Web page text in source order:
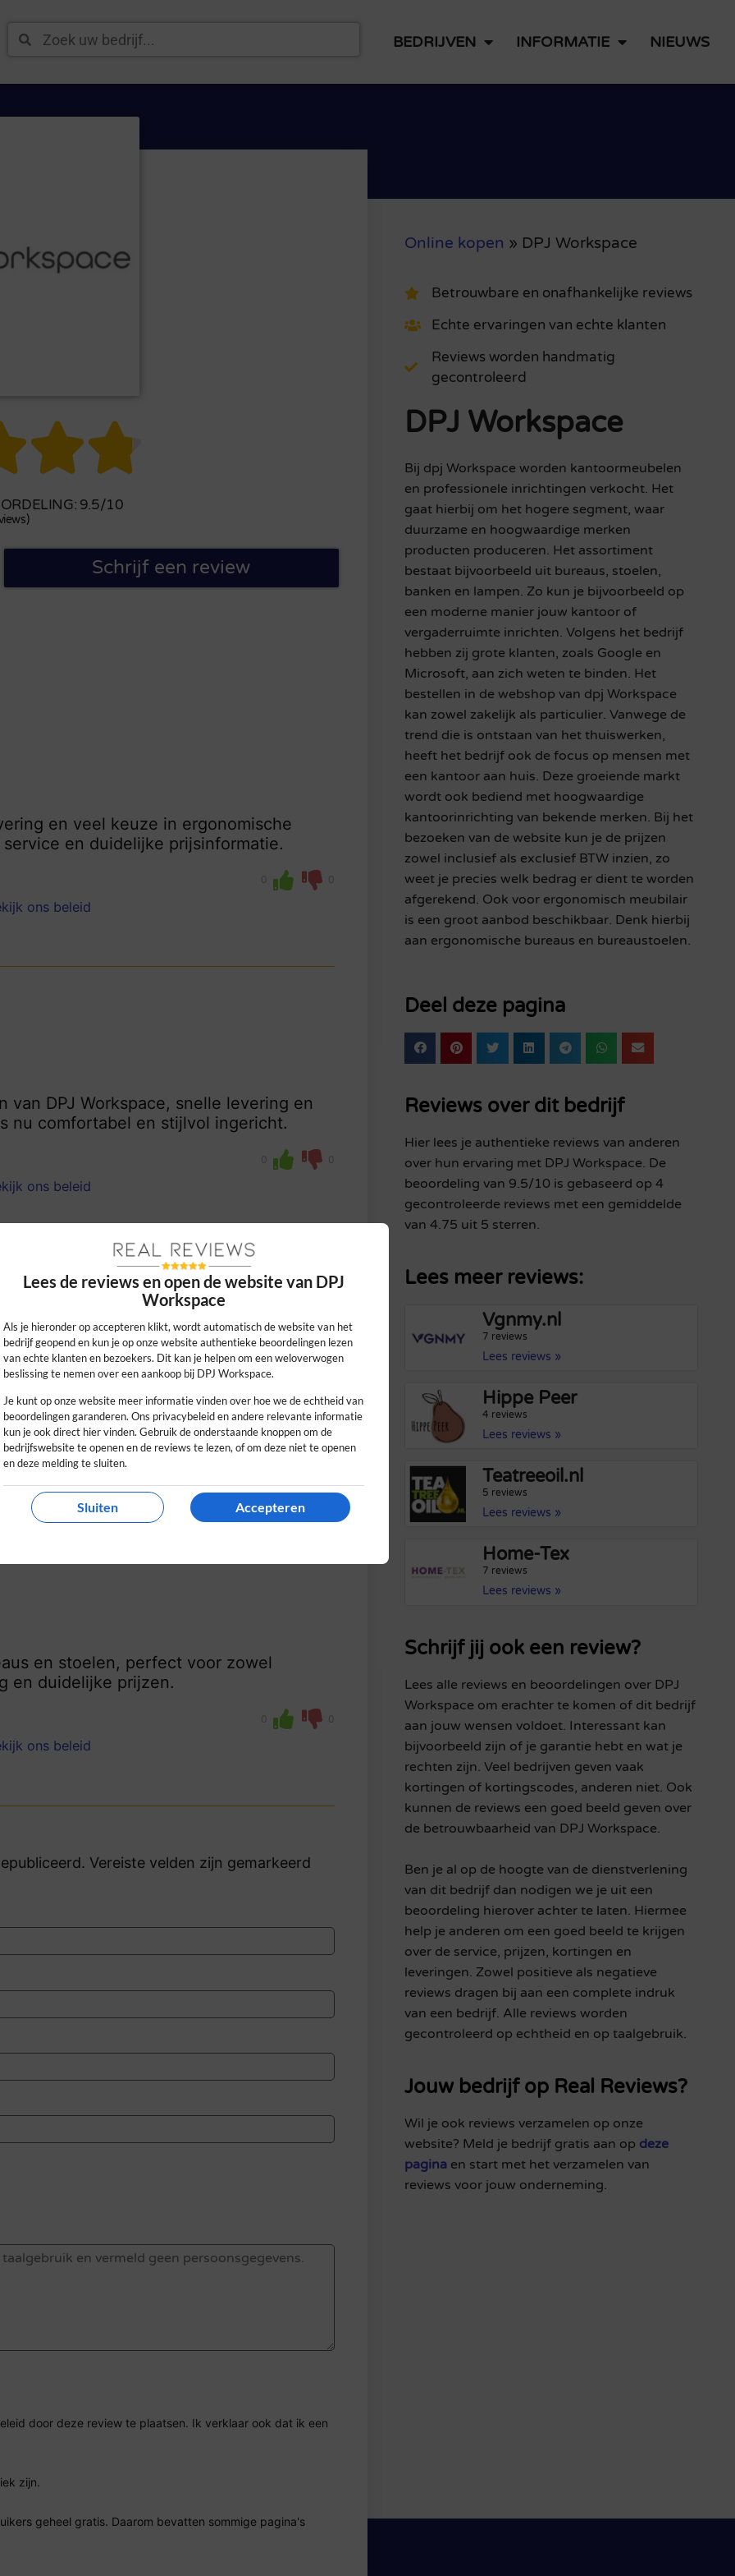
BEDRIJVEN INFORMATIE NIEUWS

9.5/10
Schrijf een review
en veel keuze in ergonomische
en duidelijke prijsinformatie.
0 0
ons beleid
DPJ Workspace, snelle levering en
nu comfortabel en stijlvol ingericht.
0 0
ons beleid
perfecte service en duidelijke prijzen.
aan dankzij DPJ Workspace. Aanrader!
0 0
ons beleid
en stoelen, perfect voor zowel
en duidelijke prijzen.
0 0
ons beleid
Vereiste velden zijn gemarkeerd
door deze review te plaatsen. Ik verklaar ook dat ik een
zijn.
geheel gratis. Daarom bevatten sommige pagina's
Online kopen » DPJ Workspace
Betrouwbare en onafhankelijke reviews
Echte ervaringen van echte klanten
Reviews worden handmatig
gecontroleerd
DPJ Workspace
Bij dpj Workspace worden kantoormeubelen
en professionele inrichtingen verkocht. Het
gaat hierbij om het hogere segment, waar
duurzame en hoogwaardige merken
producten produceren. Het assortiment
bestaat bijvoorbeeld uit bureaus, stoelen,
banken en lampen. Zo kun je bijvoorbeeld op
een moderne manier jouw kantoor of
vergaderruimte inrichten. Volgens het bedrijf
hebben zij grote klanten, zoals Google en
Microsoft, aan zich weten te binden. Het
bestellen in de webshop van dpj Workspace
kan zowel zakelijk als particulier. Vanwege de
trend die is ontstaan van het thuiswerken,
heeft het bedrijf ook de focus op mensen met
een kantoor aan huis. Deze groeiende markt
wordt ook bediend met hoogwaardige
kantoorinrichting van bekende merken. Bij het
bezoeken van de website kun je de prijzen
zowel inclusief als exclusief BTW inzien, zo
weet je precies welk bedrag er dient te worden
afgerekend. Ook voor ergonomisch meubilair
is een groot aanbod beschikbaar. Denk hierbij
aan ergonomische bureaus en bureaustoelen.
Deel deze pagina
Reviews over dit bedrijf
Hier lees je authentieke reviews van anderen
over hun ervaring met DPJ Workspace. De
beoordeling van 9.5/10 is gebaseerd op 4
gecontroleerde reviews met een gemiddelde
van 4.75 uit 5 sterren.
Lees meer reviews:
Vgnmy.nl
7 reviews
Lees reviews »
Hippe Peer
4 reviews
Lees reviews »
Teatreeoil.nl
5 reviews
Lees reviews »
Home-Tex
7 reviews
Lees reviews »
Schrijf jij ook een review?
Lees alle reviews en beoordelingen over DPJ
Workspace om erachter te komen of dit bedrijf
aan jouw wensen voldoet. Interessant kan
bijvoorbeeld zijn of je garantie hebt en wat je
rechten zijn. Veel bedrijven geven vaak
kortingen of kortingscodes, anderen niet. Ook
kunnen de reviews een goed beeld geven over
de betrouwbaarheid van DPJ Workspace.
Ben je al op de hoogte van de dienstverlening
van dit bedrijf dan nodigen we je uit een
beoordeling hierover achter te laten. Hiermee
help je anderen om een goed beeld te krijgen
over de service, prijzen, kortingen en
leveringen. Zowel positieve als negatieve
reviews dragen bij aan een complete indruk
van een bedrijf. Alle reviews worden
gecontroleerd op echtheid en op taalgebruik.
Jouw bedrijf op Real Reviews?
Wil je ook reviews verzamelen op onze
website? Meld je bedrijf gratis aan op deze
paginaen start met het verzamelen van
reviews voor jouw onderneming.
Lees de reviews en open de website van DPJ
Workspace
Als je hieronder op accepteren klikt, wordt automatisch de website van het
bedrijf geopend en kun je op onze website authentieke beoordelingen lezen
van echte klanten en bezoekers. Dit kan je helpen om een weloverwogen
beslissing te nemen over een aankoop bij DPJ Workspace.
Je kunt op onze website meer informatie vinden over hoe we de echtheid van
beoordelingen garanderen. Ons privacybeleid en andere relevante informatie
kun je ook direct hier vinden. Gebruik de onderstaande knoppen om de
bedrijfswebsite te openen en de reviews te lezen, of om deze niet te openen
en deze melding te sluiten.
Sluiten Accepteren